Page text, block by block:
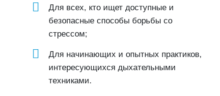
Для всех, кто ищет доступные и
безопасные способы борьбы со
стрессом;
Для начинающих и опытных практиков,
интересующихся дыхательными
техниками.